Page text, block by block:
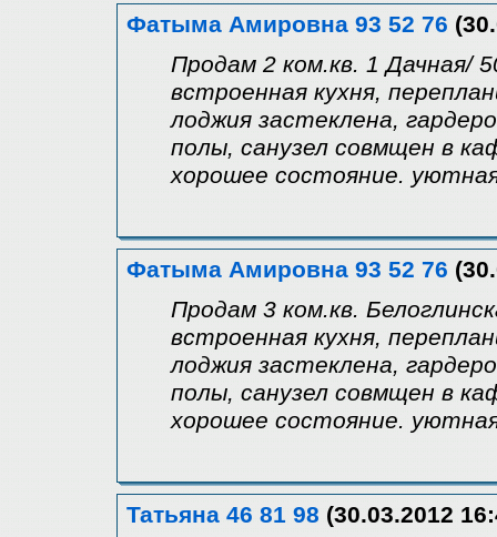
Фатыма Амировна 93 52 76
Продам 2 ком.кв. 1 Дачная/
встроенная кухня,
лоджия застеклена,
полы, санузел совмщен в
хорошее состояние.
Фатыма Амировна 93 52 76
Продам 3 ком.кв.
встроенная кухня,
лоджия застеклена,
полы, санузел совмщен в
хорошее состояние.
Татьяна 46 81 98 (30.03.2012